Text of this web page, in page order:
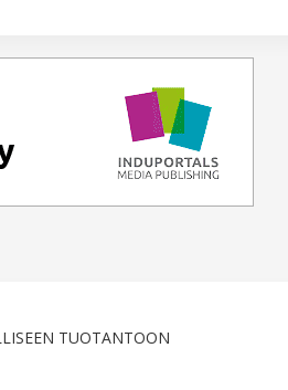
TUOTANTOON